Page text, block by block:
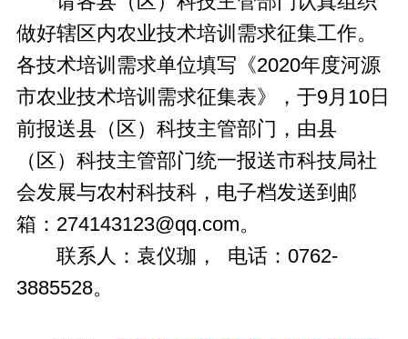
做好辖区内农业技术培训需求征集工作。
各技术培训需求单位填写《2020年度河源
市农业技术培训需求征集表》，于9月10日
前报送县（区）科技主管部门，由县
（区）科技主管部门统一报送市科技局社
会发展与农村科技科，电子档发送到邮
箱：274143123@qq.com。
联系人：袁仪珈， 电话：0762-
3885528。